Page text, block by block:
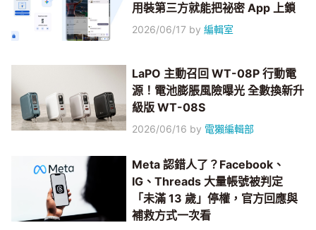
用裝第三方就能把祕密 App 上鎖
2026/06/17 by編輯室
LaPO 主動召回 WT-08P 行動電
源！電池膨脹風險曝光 全數換新升
級版 WT-08S
2026/06/16 by 電獺編輯部
Meta 認錯人了？Facebook、
IG、Threads 大量帳號被判定
「未滿 13 歲」停權，官方回應與
補救方式一次看